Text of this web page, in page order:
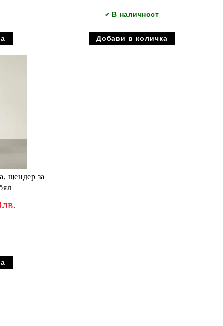
✔ В наличност
щендер за